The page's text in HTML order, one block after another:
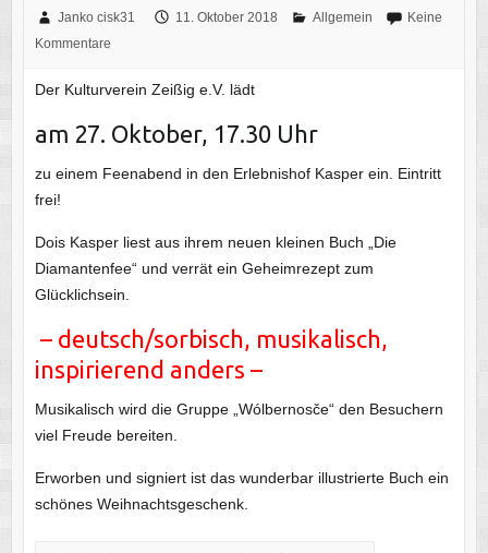
Janko cisk31 11. Oktober 2018 Allgemein
Keine
Kommentare
Der Kulturverein Zeißig e.V. lädt
am 27. Oktober, 17.30 Uhr
zu einem Feenabend in den Erlebnishof Kasper ein. Eintritt
frei!
Dois Kasper liest aus ihrem neuen kleinen Buch „Die
Diamantenfee“ und verrät ein Geheimrezept zum
Glücklichsein.
– deutsch/sorbisch, musikalisch,
inspirierend anders –
Musikalisch wird die Gruppe „Wólbernosče“ den Besuchern
viel Freude bereiten.
Erworben und signiert ist das wunderbar illustrierte Buch ein
schönes Weihnachtsgeschenk.